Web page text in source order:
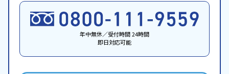
年中無休／受付時間 24時間
即日対応可能